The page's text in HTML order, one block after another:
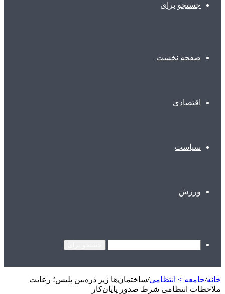
جستجو برای
صفحه نخست
اقتصادی
سیاست
ورزش
خانه/جامعه > انتظامی/ساختمان‌ها زیر ذره‌بین پلیس؛ رعایت
ملاحظات انتظامی شرط صدور پایان‌کار